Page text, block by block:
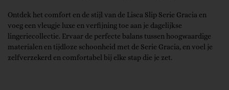
Ontdek het comfort en de stijl van de Lisca Slip Serie Gracia en
voeg een vleugje luxe en verfijning toe aan je dagelijkse
lingeriecollectie. Ervaar de perfecte balans tussen hoogwaardige
materialen en tijdloze schoonheid met de Serie Gracia, en voel je
zelfverzekerd en comfortabel bij elke stap die je zet.